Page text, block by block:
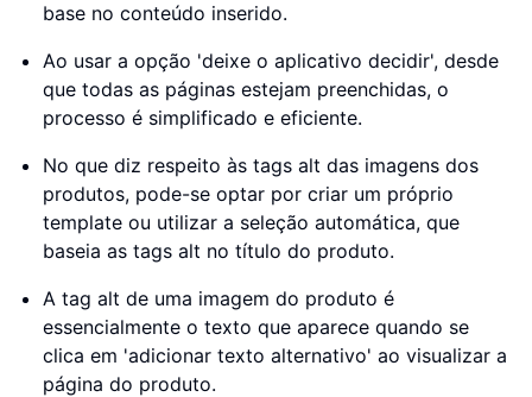
base no conteúdo inserido.
Ao usar a opção 'deixe o aplicativo decidir', desde
que todas as páginas estejam preenchidas, o
processo é simplificado e eficiente.
No que diz respeito às tags alt das imagens dos
produtos, pode-se optar por criar um próprio
template ou utilizar a seleção automática, que
baseia as tags alt no título do produto.
A tag alt de uma imagem do produto é
essencialmente o texto que aparece quando se
clica em 'adicionar texto alternativo' ao visualizar a
página do produto.